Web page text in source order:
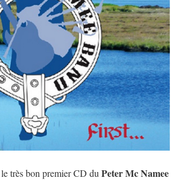
très bon premier CD duPeter Mc Namee